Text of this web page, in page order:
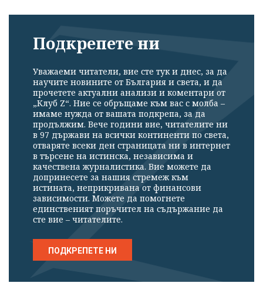
Подкрепете ни
Уважаеми читатели, вие сте тук и днес, за да
научите новините от България и света, и да
прочетете актуални анализи и коментари от
„Клуб Z“. Ние се обръщаме към вас с молба –
имаме нужда от вашата подкрепа, за да
продължим. Вече години вие, читателите ни
в 97 държави на всички континенти по света,
отваряте всеки ден страницата ни в интернет
в търсене на истинска, независима и
качествена журналистика. Вие можете да
допринесете за нашия стремеж към
истината, неприкривана от финансови
зависимости. Можете да помогнете
единственият поръчител на съдържание да
сте вие – читателите.
ПОДКРЕПЕТЕ НИ